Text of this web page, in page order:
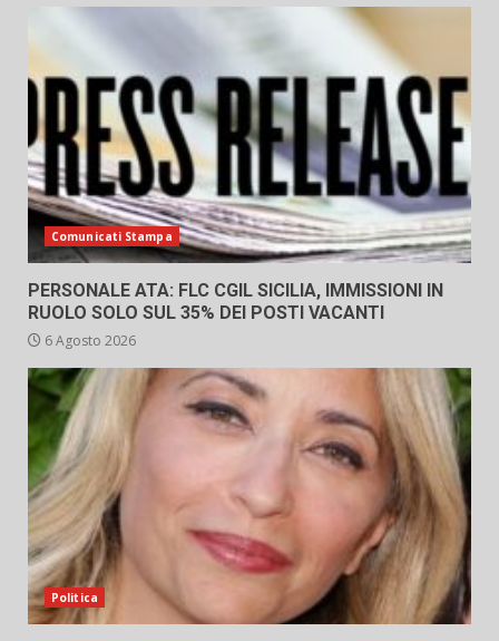
Comunicati Stampa
PERSONALE ATA: FLC CGIL SICILIA, IMMISSIONI IN
RUOLO SOLO SUL 35% DEI POSTI VACANTI
6 Agosto 2026
Politica